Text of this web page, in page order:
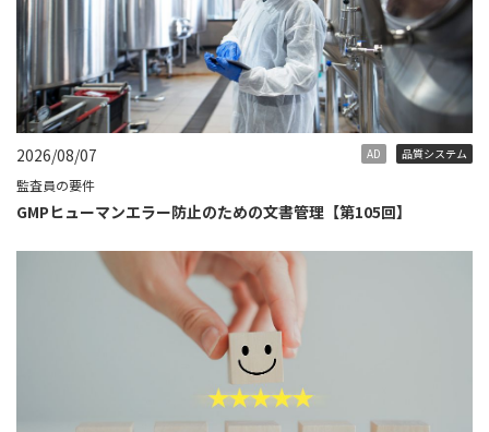
2026/08/07 AD 品質システム
監査員の要件
GMPヒューマンエラー防止のための文書管理【第105回】